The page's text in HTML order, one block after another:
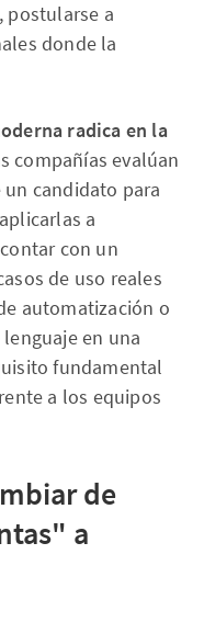
postularse a
donde la
radica en la
compañías evalúan
candidato para
a
con un
de uso reales
automatización o
en una
fundamental
a los equipos
de
a